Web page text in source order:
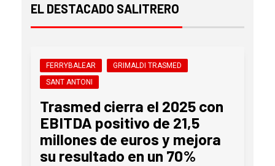
EL DESTACADO SALITRERO
FERRYBALEAR
GRIMALDI TRASMED
SANT ANTONI
Trasmed cierra el 2025 con
EBITDA positivo de 21,5
millones de euros y mejora
su resultado en un 70%